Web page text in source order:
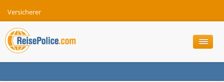
Versicherer